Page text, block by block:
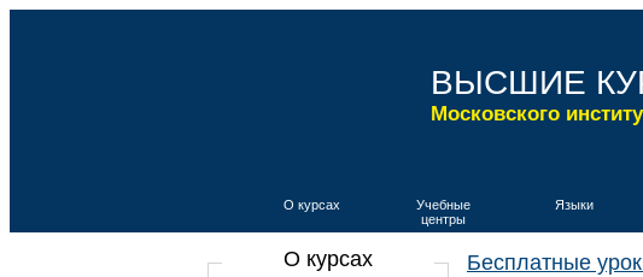
ВЫСШИЕ
Московского
О курсах
Учебные
центры
Языки
О курсах Бесплатные